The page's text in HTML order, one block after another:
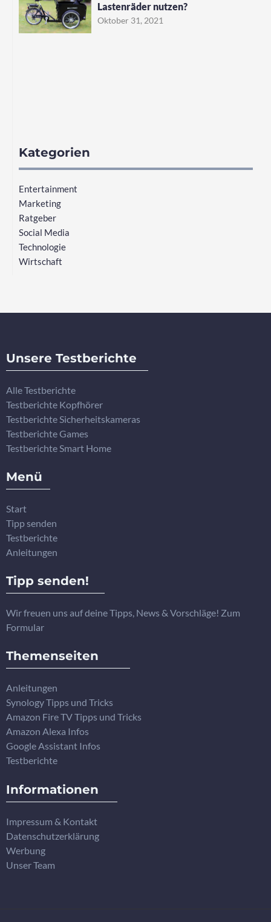
Lastenräder nutzen?
Oktober 31, 2021
Kategorien
Entertainment
Marketing
Ratgeber
Social Media
Technologie
Wirtschaft
Unsere Testberichte
Alle Testberichte
Testberichte Kopfhörer
Testberichte Sicherheitskameras
Testberichte Games
Testberichte Smart Home
Menü
Start
Tipp senden
Testberichte
Anleitungen
Tipp senden!
Wir freuen uns auf deine Tipps, News & Vorschläge! Zum
Formular
Themenseiten
Anleitungen
Synology Tipps und Tricks
Amazon Fire TV Tipps und Tricks
Amazon Alexa Infos
Google Assistant Infos
Testberichte
Informationen
Impressum & Kontakt
Datenschutzerklärung
Werbung
Unser Team